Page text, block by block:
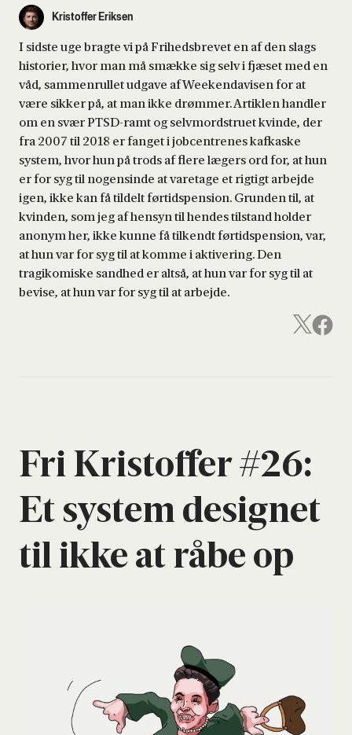
Kristoffer Eriksen
I sidste uge bragte vi på Frihedsbrevet en af den slags
historier, hvor man må smække sig selv i fjæset med en
våd, sammenrullet udgave af Weekendavisen for at
være sikker på, at man ikke drømmer. Artiklen handler
om en svær PTSD-ramt og selvmordstruet kvinde, der
fra 2007 til 2018 er fanget i jobcentrenes kafkaske
system, hvor hun på trods af flere lægers ord for, at hun
er for syg til nogensinde at varetage et rigtigt arbejde
igen, ikke kan få tildelt førtidspension. Grunden til, at
kvinden, som jeg af hensyn til hendes tilstand holder
anonym her, ikke kunne få tilkendt førtidspension, var,
at hun var for syg til at komme i aktivering. Den
tragikomiske sandhed er altså, at hun var for syg til at
bevise, at hun var for syg til at arbejde.
Fri Kri­stof­fer #26:
Et system desig­net
til ikke at råbe op